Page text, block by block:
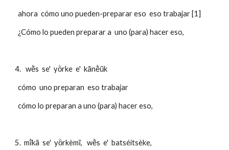
  ahora  cómo uno pueden-preparar eso  eso trabajar [1]
  ¿Cómo lo pueden preparar a  uno (para) hacer eso,
4.   wẽ̀s  se'  yö̀rke  e'  kãnẽ̀ũk
  cómo  uno preparan  eso trabajar
  cómo lo preparan a uno (para) hacer eso,
5.  mĩ̀kã  se'  yö̀rkèmĩ,   wẽ̀s  e'  batséitsèke,